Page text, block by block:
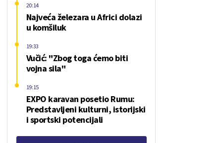
Najveća železara u Africi dolazi
u komšiluk
20:14
Vučić: "Zbog toga ćemo biti
vojna sila"
19:33
EXPO karavan posetio Rumu:
Predstavljeni kulturni, istorijski
i sportski potencijali
19:15